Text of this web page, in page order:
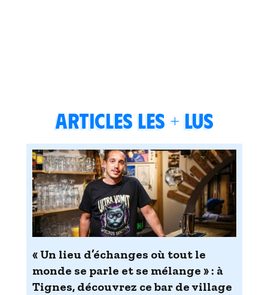
Articles les + lus
« Un lieu d’échanges où tout le
monde se parle et se mélange » : à
Tignes, découvrez ce bar de village